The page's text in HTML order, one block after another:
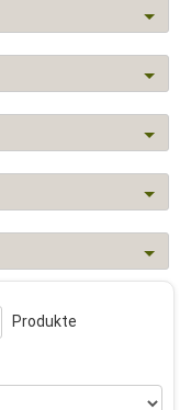
Produkte